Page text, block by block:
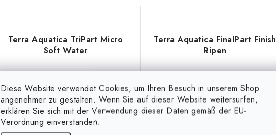
Diese Website verwendet Cookies, um Ihren Besuch in unserem Shop
angenehmer zu gestalten. Wenn Sie auf dieser Website weitersurfen,
erklären Sie sich mit der Verwendung dieser Daten gemäß der EU-
Verordnung einverstanden.
Terra Aquatica TriPart Micro
Soft Water
(bis zu 44 %)
Terra Aquatica FinalPart Finish
Ripen
(bis zu 23 %)